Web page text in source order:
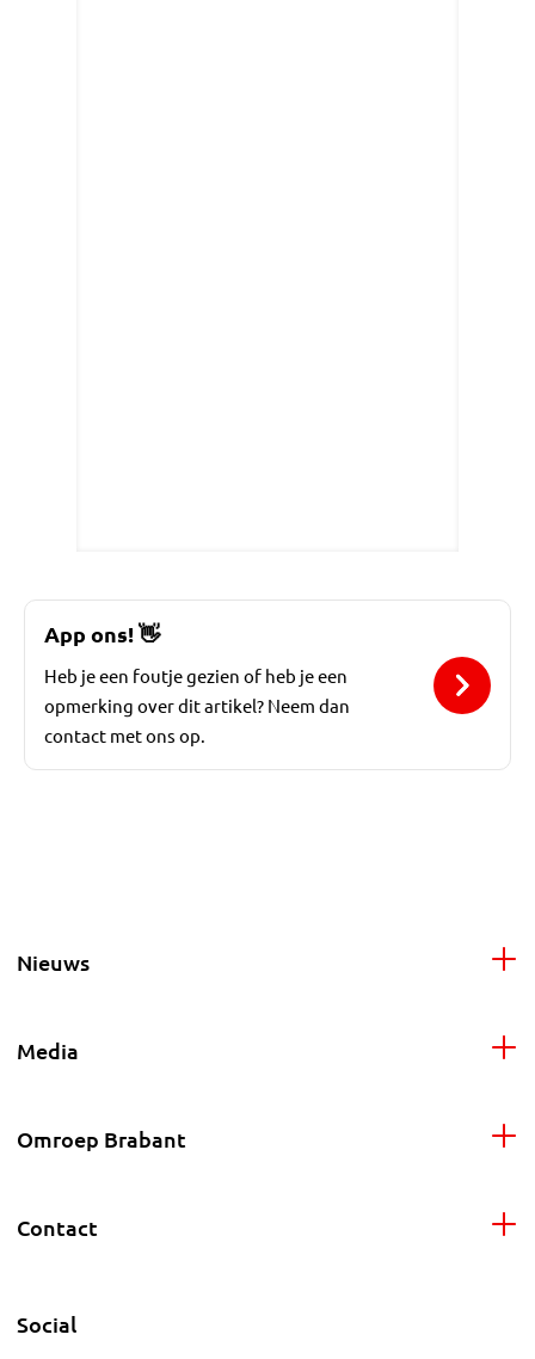
App ons!👋
Heb je een foutje gezien of heb je een
opmerking over dit artikel? Neem dan
contact met ons op.
Nieuws
Media
Omroep Brabant
Contact
Social